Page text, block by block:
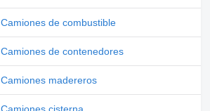
Camiones de combustible
Camiones de contenedores
Camiones madereros
Camiones cisterna